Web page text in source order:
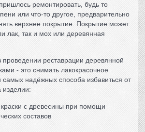
ремонтировать, будь то
или что-то другое, предварительно
верхнее покрытие. Покрытие может
лак, так и мох или деревянная
реставрации деревянной
- это снимать лакокрасочное
самых надёжных способа избавиться от
изделии:
с древесины при помощи
составов